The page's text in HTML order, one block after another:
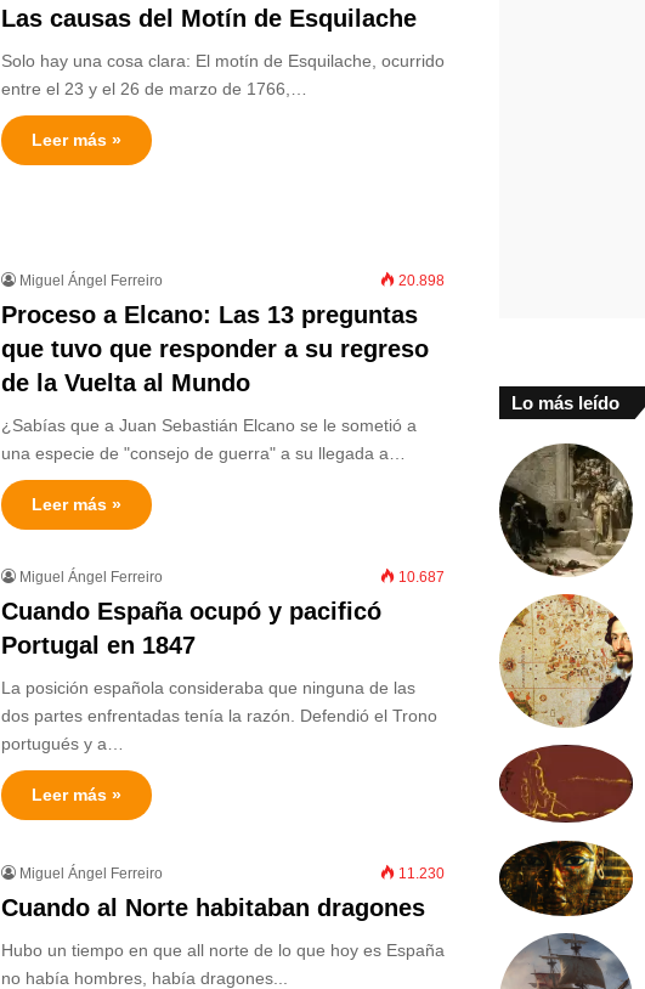
Las causas del Motín de Esquilache
Solo hay una cosa clara: El motín de Esquilache, ocurrido
entre el 23 y el 26 de marzo de 1766,…
Leer más »
Miguel Ángel Ferreiro 20.898
Proceso a Elcano: Las 13 preguntas
que tuvo que responder a su regreso
de la Vuelta al Mundo
¿Sabías que a Juan Sebastián Elcano se le sometió a
una especie de "consejo de guerra" a su llegada a…
Leer más »
Miguel Ángel Ferreiro 10.687
Cuando España ocupó y pacificó
Portugal en 1847
La posición española consideraba que ninguna de las
dos partes enfrentadas tenía la razón. Defendió el Trono
portugués y a…
Leer más »
Miguel Ángel Ferreiro 11.230
Cuando al Norte habitaban dragones
Hubo un tiempo en que all norte de lo que hoy es España
no había hombres, había dragones...
Lo más leído